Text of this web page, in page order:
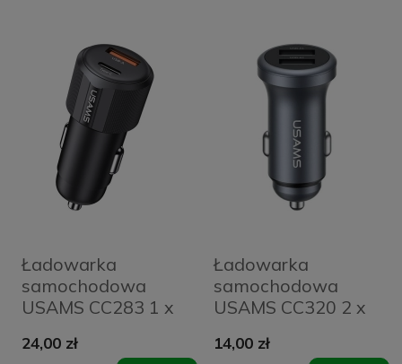
Ładowarka
samochodowa
USAMS CC283 1 x
60 W Czarna -
24,00 zł
Ładowarka
samochodowa
USAMS CC320 2 x
Tarnish
14,00 zł